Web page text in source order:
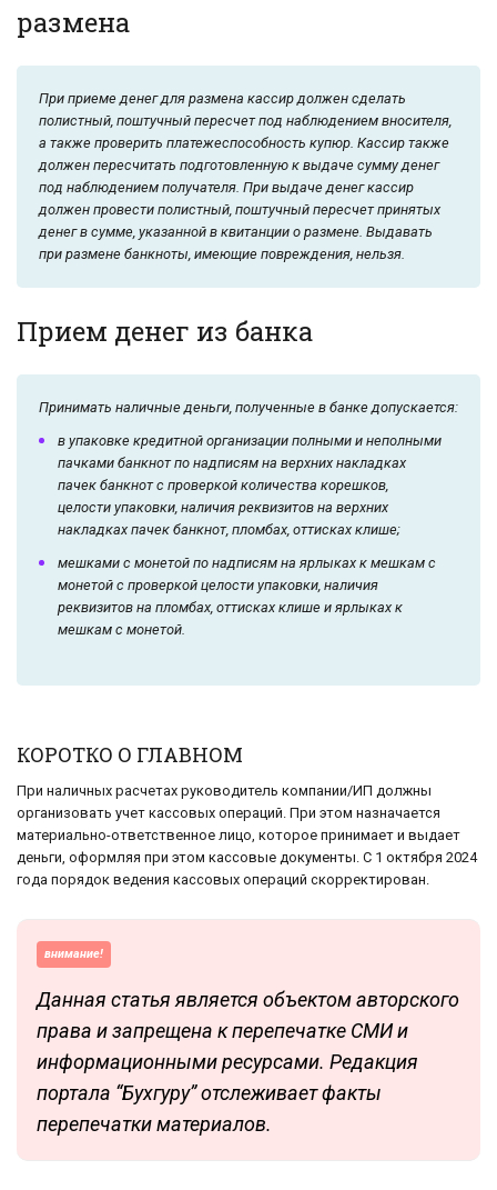
размена
При приеме денег для размена кассир должен сделать
полистный, поштучный пересчет под наблюдением вносителя,
а также проверить платежеспособность купюр. Кассир также
должен пересчитать подготовленную к выдаче сумму денег
под наблюдением получателя. При выдаче денег кассир
должен провести полистный, поштучный пересчет принятых
денег в сумме, указанной в квитанции о размене. Выдавать
при размене банкноты, имеющие повреждения, нельзя.
Прием денег из банка
Принимать наличные деньги, полученные в банке допускается:
в упаковке кредитной организации полными и неполными
пачками банкнот по надписям на верхних накладках
пачек банкнот с проверкой количества корешков,
целости упаковки, наличия реквизитов на верхних
накладках пачек банкнот, пломбах, оттисках клише;
мешками с монетой по надписям на ярлыках к мешкам с
монетой с проверкой целости упаковки, наличия
реквизитов на пломбах, оттисках клише и ярлыках к
мешкам с монетой.
КОРОТКО О ГЛАВНОМ
При наличных расчетах руководитель компании/ИП должны
организовать учет кассовых операций. При этом назначается
материально-ответственное лицо, которое принимает и выдает
деньги, оформляя при этом кассовые документы. С 1 октября 2024
года порядок ведения кассовых операций скорректирован.
внимание!
Данная статья является объектом авторского
права и запрещена к перепечатке СМИ и
информационными ресурсами. Редакция
портала “Бухгуру” отслеживает факты
перепечатки материалов.